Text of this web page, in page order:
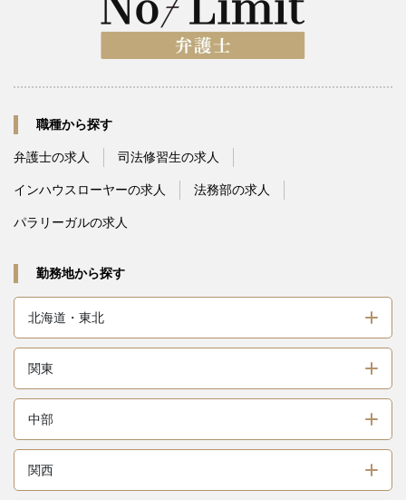
職種から探す
弁護士の求人 司法修習生の求人
インハウスローヤーの求人 法務部の求人
パラリーガルの求人
勤務地から探す
北海道・東北
関東
中部
関西